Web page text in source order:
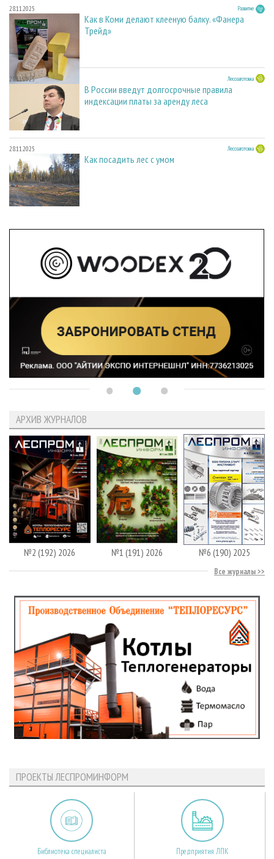
28.11.2025 Развитие
Как в Коми делают клееную балку. «Фанера
Трейд»
28.11.2025 Лесозаготовка
В России введут долгосрочные правила
индексации платы за аренду леса
28.11.2025 Лесозаготовка
Как посадить лес с умом
АРХИВ ЖУРНАЛОВ
№2 (192) 2026 №1 (191) 2026 №6 (190) 2025
Все журналы
ПРОЕКТЫ ЛЕСПРОМИНФОРМ
Библиотека специалиста Предприятия ЛПК